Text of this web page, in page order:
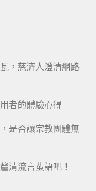
，慈濟人澄清網路
者的體驗心得
是否讓宗教團體無
清流言蜚語吧！